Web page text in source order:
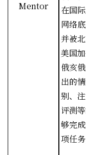
Mentor
在国
网络
并被
美国
俄亥
出的
别、
评测
够完
项任